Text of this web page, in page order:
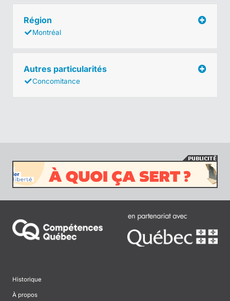
Région
Montréal
Autres particularités
Concomitance
Historique
À propos